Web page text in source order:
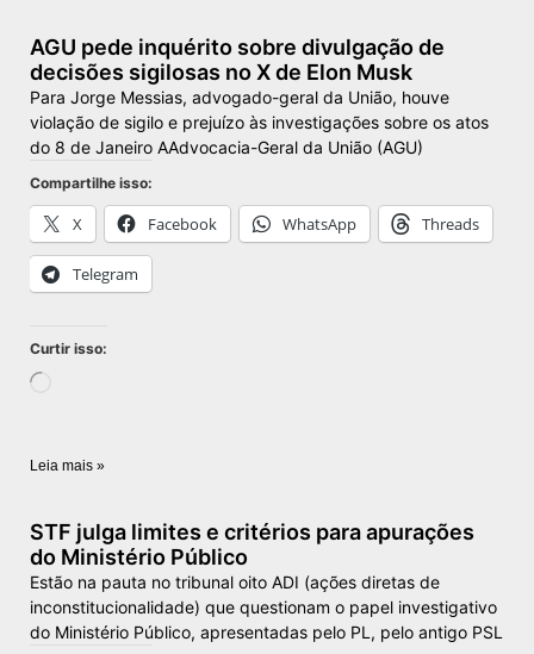
AGU pede inquérito sobre divulgação de
decisões sigilosas no X de Elon Musk
Para Jorge Messias, advogado-geral da União, houve
violação de sigilo e prejuízo às investigações sobre os atos
do 8 de Janeiro AAdvocacia-Geral da União (AGU)
Compartilhe isso:
X Facebook WhatsApp Threads
Telegram
Curtir isso:
Leia mais »
STF julga limites e critérios para apurações
do Ministério Público
Estão na pauta no tribunal oito ADI (ações diretas de
inconstitucionalidade) que questionam o papel investigativo
do Ministério Público, apresentadas pelo PL, pelo antigo PSL